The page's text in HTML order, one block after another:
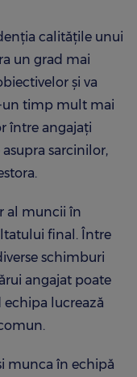
calitățile unui
un grad mai
și va
un timp mult mai
între angajați
sarcinilor,
al muncii în
final. Între
schimburi
angajat poate
echipa lucrează
munca în echipă